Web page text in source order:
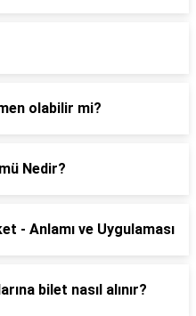
olabilir mi?
Nedir?
- Anlamı ve Uygulaması
bilet nasıl alınır?